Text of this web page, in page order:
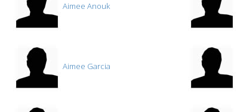
Aimee Anouk
Aimee Garcia